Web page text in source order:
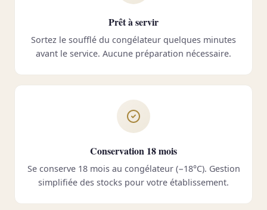
Prêt à servir
Sortez le soufflé du congélateur quelques minutes
avant le service. Aucune préparation nécessaire.
Conservation 18 mois
Se conserve 18 mois au congélateur (−18°C). Gestion
simplifiée des stocks pour votre établissement.